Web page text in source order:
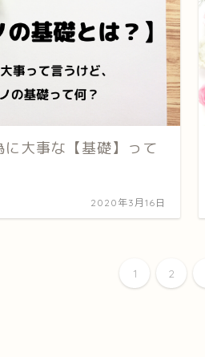
に大事な【基礎】って
2020年3月16日
1 2